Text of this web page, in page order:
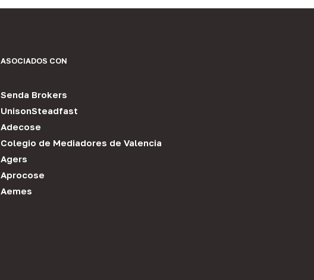
ASOCIADOS CON
Senda Brokers
UnisonSteadfast
Adecose
Colegio de Mediadores de Valencia
Agers
Aprocose
Aemes